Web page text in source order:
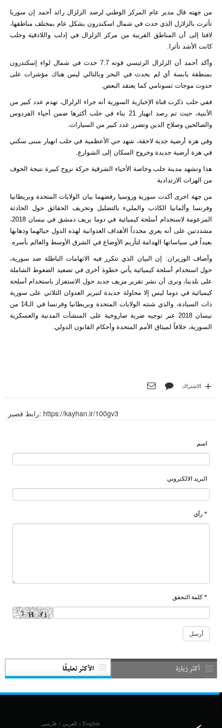
من جهته قال مدير عام المركز الوطني لرصد الزلزال رائد أحمد إن سوريا
تأثرت بالزلازل الذي حدث في شمال اسكندرون بشكل عام بمختلف مناطقها،
لافتا إلى أن المناطق القريبة من مركز الزلزال في إدلب واللاذقية وحلب
كانت الأشد تأثرا.
وأكد أحمد أن الزلزال الرئيسي قوته 7.7 حدث في شمال لواء إسكندرون
بمنطقة يابسة أي لم يحدث في البحر وبالتالي ليس هناك مؤشرات على
حدوث موجات تسونامي كما يعتقد البعض.
ففي حلب ذكرت قناة الإخبارية السورية أنه جراء الزلزال، تهدم عدد كبير من
الأبنية، حيث تم رصد انهيار 21 بناء في حلب أكثرها ضمن أحياء الفردوس
والصالحين وصلاح الدين وتضرر عدد كبير من السيارات.
وفي هزة أرضية جدية لاحقة، شهد حي الأعظمية في حلب انهيار مبنى سكني
في هزة أرضية جديدة وخروج السكان إلى الشوارع.
هذا وتشهد مدينة حلب وخاصة الأحياء الشرقية حركة نزوح كبيرة نتيجة الخوف
من الهزات الارتدادية
من جهة اخرى أكدت سورية وروسيا رفضهما بيان الولايات المتحدة وبريطانيا
وفرنسا وألمانيا الكاذب والمليء بالتضليل وتحريف الحقائق حول الحادثة
المزعومة لاستخدام أسلحة كيميائية في دوما بريف دمشق في نيسان 2018،
مشددتين على أنه يعري مجدداً الأهداف العدوانية لهذه الدول حيالهما وذهابها
بعيداً في سياساتها الهدامة لتأزيم الأوضاع في الشرق الأوسط والعالم بأسره.
وأضاف الوزيران: إن البيان الذي تتكرر فيه الاتهامات الباطلة ضد سورية،
حول استخدام أسلحة كيميائية يأتي خطوة أخرى في تصعيد الضغوط الشاملة
على بلدينا، ونرى أن نشر تقرير مزيف جديد حول الاستفزاز باستخدام أسلحة
كيميائية في دوما ليس إلا محاولة جديدة لتبرير العدوان الثلاثي على سورية
ذات السيادة، والذي شنته الولايات المتحدة وبريطانيا وفرنسا في الـ14 من
نيسان 2018 عبر توجيه ضربة صاروخية على المنشآت المدنية والعسكرية
السورية، خلافاً لميثاق الأمم المتحدة وأحكام القانون الدولي.
الاشتراك
رابط قصير: https://kayhan.ir/100gv3
اسم
البريد الالكتروني
* رأي
* كلمة التحقق
أكثر زيارة الأكثر تعليقًا
English
| العربي | فارسی